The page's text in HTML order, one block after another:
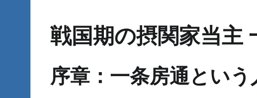
戦国期の摂関家当主
序章：一条房通という